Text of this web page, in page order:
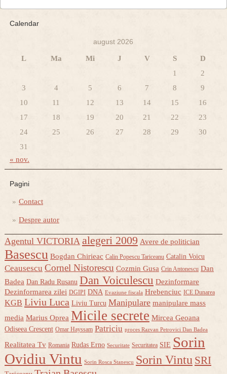
Calendar
august 2026
L Ma Mi J V S
D
1
2
3
4 5 6 7 8
9
10
11 12 13 14 15
16
17
18 19 20 21 22
23
24
25 26 27 28 29
30
31
« nov.
Pagini
Contact
Despre autor
Agentul VICTORIA alegeri 2009 Avere de politician
Basescu Bogdan Chirieac Calin Popescu Tariceanu Catalin Voicu
Ceausescu Cornel Nistorescu Cozmin Gusa Crin Antonescu Dan
Badea Dan Radu Rusanu Dan Voiculescu Dezinformare
Dezinformarea zilei DGIPI DNA Evaziune fiscala Hrebenciuc ICE Dunarea
KGB Liviu Luca Liviu Turcu Manipulare manipulare mass
media Marius Oprea Micile secrete Mircea Geoana
Odiseea Crescent Omar Hayssam Patriciu proces Razvan Petrovici Dan Badea
Realitatea Tv Romania Rudas Erno Securitate Securitatea SIE Sorin
Ovidiu Vintu Sorin Rosca Stanescu Sorin Vintu SRI